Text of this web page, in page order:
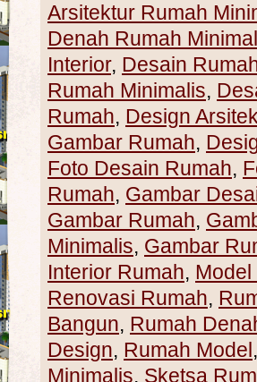
Arsitektur Rumah
Denah Rumah
Interior, Desain
Rumah Minimalis,
Rumah, Design
Gambar Rumah,
Foto Desain Rumah,
Rumah, Gambar
Gambar Rumah,
Minimalis, Gambar
Interior Rumah, Model
Renovasi Rumah,
Bangun, Rumah
Design, Rumah Model,
Minimalis, Sketsa